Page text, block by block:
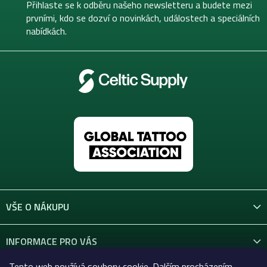
Přihlaste se k odběru našeho newsletteru a budete mezi
prvními, kdo se dozví o novinkách, událostech a speciálních
nabídkách.
VŠE O NÁKUPU
INFORMACE PRO VÁS